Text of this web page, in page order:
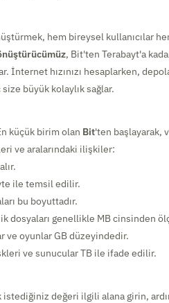
hem bireysel kullanıcılar
, Bit'ten Terabayt'a
hızınızı hesaplarken,
size büyük kolaylık sağlar.
küçük birim olan Bit'ten başlayarak,
ve aralarındaki ilişkiler:
ile temsil edilir.
bu boyuttadır.
dosyaları genellikle MB cinsinden
ve oyunlar GB düzeyindedir.
ve sunucular TB ile ifade edilir.
istediğiniz değeri ilgili alana girin,